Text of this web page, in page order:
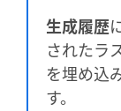
生成履歴
されたラ
を埋め込
す。